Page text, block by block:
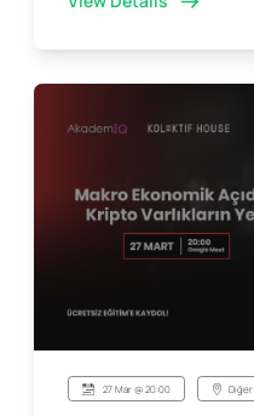
27 Mar @ 20:00 Diğer